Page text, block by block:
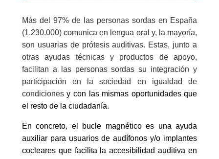
Más del 97% de las personas sordas en España
(1.230.000) comunica en lengua oral y, la mayoría,
son usuarias de prótesis auditivas. Estas, junto a
otrasayudas técnicas y productos de apoyo,
facilitan a las personas sordas su integración y
participación en la sociedad en igualdad de
condicionesy con las mismas oportunidades que
el resto de la ciudadanía.
En concreto, el bucle magnético es una ayuda
auxiliar para usuarios de audífonos y/o implantes
cocleares que facilita la accesibilidad auditiva en